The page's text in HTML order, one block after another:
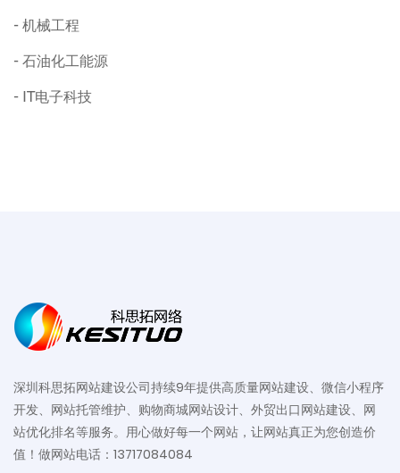
机械工程
石油化工能源
IT电子科技
深圳科思拓网站建设公司持续9年提供高质量网站建设、微信小程序
开发、网站托管维护、购物商城网站设计、外贸出口网站建设、网
站优化排名等服务。用心做好每一个网站，让网站真正为您创造价
值！做网站电话：13717084084